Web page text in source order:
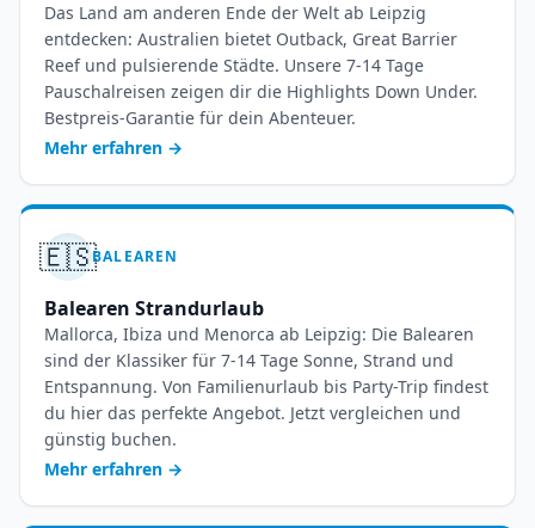
Das Land am anderen Ende der Welt ab Leipzig
entdecken: Australien bietet Outback, Great Barrier
Reef und pulsierende Städte. Unsere 7-14 Tage
Pauschalreisen zeigen dir die Highlights Down Under.
Bestpreis-Garantie für dein Abenteuer.
Mehr erfahren →
🇪🇸BALEAREN
Balearen Strandurlaub
Mallorca, Ibiza und Menorca ab Leipzig: Die Balearen
sind der Klassiker für 7-14 Tage Sonne, Strand und
Entspannung. Von Familienurlaub bis Party-Trip findest
du hier das perfekte Angebot. Jetzt vergleichen und
günstig buchen.
Mehr erfahren →